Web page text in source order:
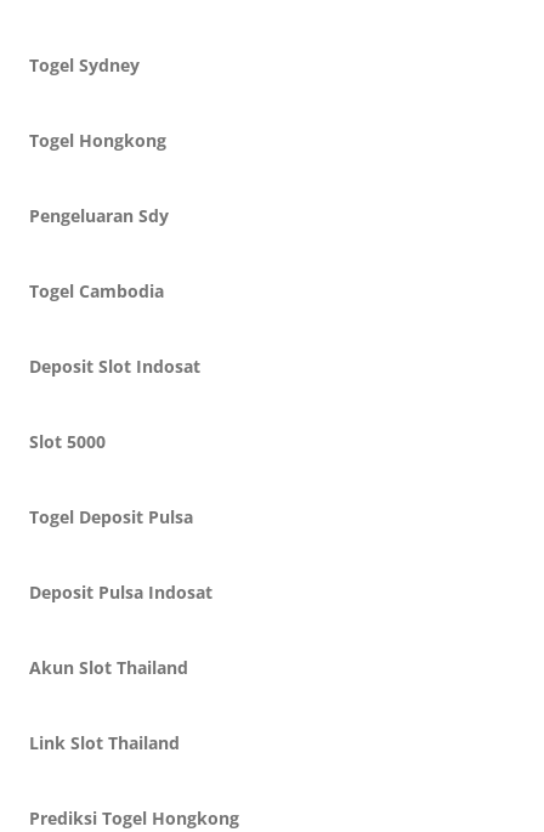
Togel Sydney
Togel Hongkong
Pengeluaran Sdy
Togel Cambodia
Deposit Slot Indosat
Slot 5000
Togel Deposit Pulsa
Deposit Pulsa Indosat
Akun Slot Thailand
Link Slot Thailand
Prediksi Togel Hongkong